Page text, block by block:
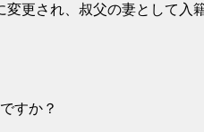
更され、叔父の妻として入
ですか？